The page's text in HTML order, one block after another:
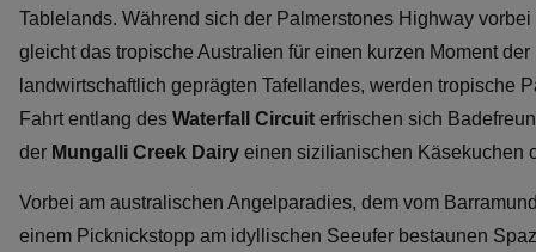
Tablelands. Während sich der Palmerstones Highway
gleicht das tropische Australien für einen kurzen Moment
landwirtschaftlich geprägten Tafellandes, werden tropische
Fahrt entlang des Waterfall Circuit erfrischen sich
der Mungalli Creek Dairy einen sizilianischen Käsekuchen
Vorbei am australischen Angelparadies, dem vom
einem Picknickstopp am idyllischen Seeufer bestaunen